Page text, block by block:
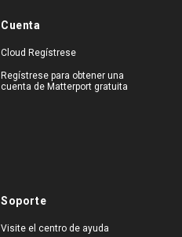
Cuenta
Cloud Regístrese
Regístrese para obtener una
cuenta de Matterport gratuita
Soporte
Visite el centro de ayuda